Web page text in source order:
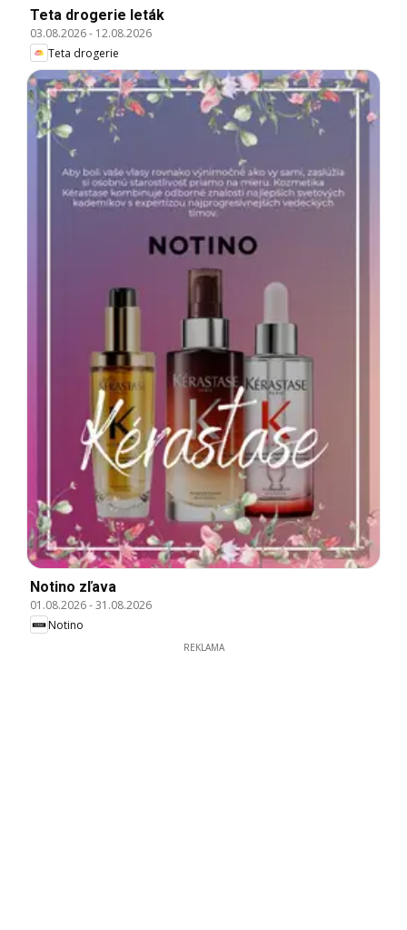
Teta drogerie leták
03.08.2026- 12.08.2026
Teta drogerie
Notino zľava
01.08.2026-31.08.2026
Notino
REKLAMA